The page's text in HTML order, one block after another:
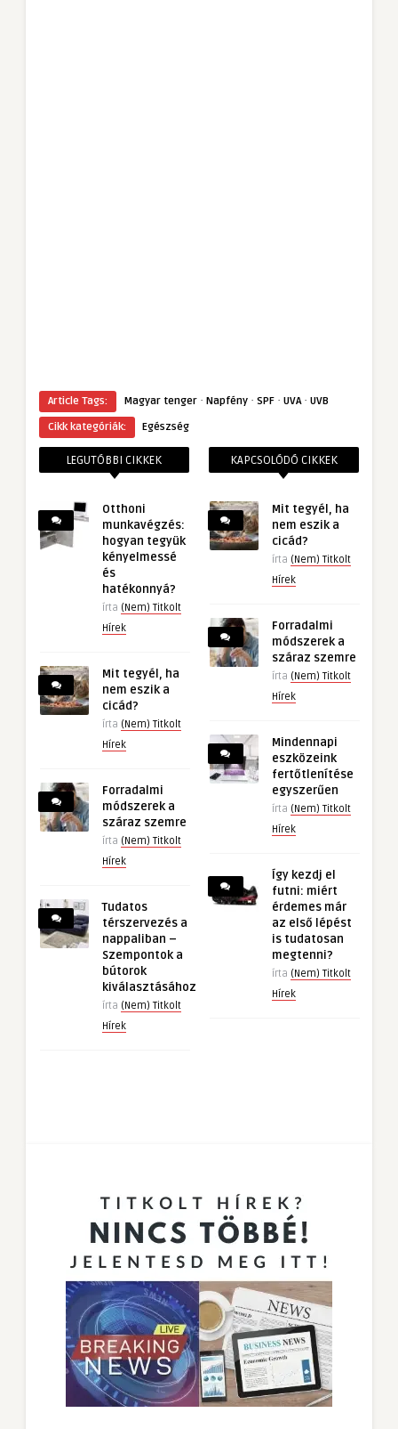
Article Tags: Magyar tenger · Napfény · SPF · UVA· UVB
Cikk kategóriák:
Egészség
LEGUTÓBBI CIKKEK
Otthoni
munkavégzés:
hogyan tegyük
kényelmessé
és
hatékonnyá?
írta (Nem) Titkolt
Hírek
Mit tegyél, ha
nem eszik a
cicád?
írta (Nem) Titkolt
Hírek
Forradalmi
módszerek a
száraz szemre
írta (Nem) Titkolt
Hírek
Tudatos
térszervezés a
nappaliban –
Szempontok a
bútorok
kiválasztásához
írta (Nem) Titkolt
Hírek
KAPCSOLÓDÓ CIKKEK
Mit tegyél, ha
nem eszik a
cicád?
írta (Nem) Titkolt
Hírek
Forradalmi
módszerek a
száraz szemre
írta (Nem) Titkolt
Hírek
Mindennapi
eszközeink
fertőtlenítése
egyszerűen
írta (Nem) Titkolt
Hírek
Így kezdj el
futni: miért
érdemes már
az első lépést
is tudatosan
megtenni?
írta (Nem) Titkolt
Hírek